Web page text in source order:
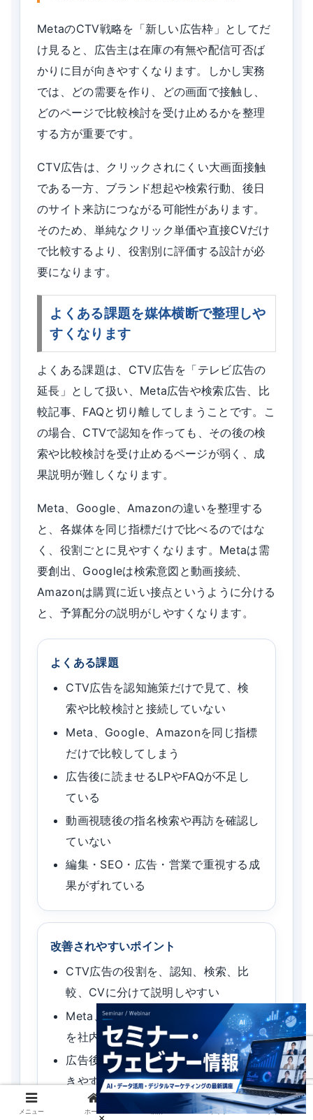
MetaのCTV戦略を「新しい広告枠」としてだ
け見ると、広告主は在庫の有無や配信可否ば
かりに目が向きやすくなります。しかし実務
では、どの需要を作り、どの画面で接触し、
どのページで比較検討を受け止めるかを整理
する方が重要です。
CTV広告は、クリックされにくい大画面接触
である一方、ブランド想起や検索行動、後日
のサイト来訪につながる可能性があります。
そのため、単純なクリック単価や直接CVだけ
で比較するより、役割別に評価する設計が必
要になります。
よくある課題を媒体横断で整理しや
すくなります
よくある課題は、CTV広告を「テレビ広告の
延長」として扱い、Meta広告や検索広告、比
較記事、FAQと切り離してしまうことです。こ
の場合、CTVで認知を作っても、その後の検
索や比較検討を受け止めるページが弱く、成
果説明が難しくなります。
Meta、Google、Amazonの違いを整理する
と、各媒体を同じ指標だけで比べるのではな
く、役割ごとに見やすくなります。Metaは需
要創出、Googleは検索意図と動画接続、
Amazonは購買に近い接点というように分ける
と、予算配分の説明がしやすくなります。
よくある課題
CTV広告を認知施策だけで見て、検
索や比較検討と接続していない
Meta、Google、Amazonを同じ指標
だけで比較してしまう
広告後に読ませるLPやFAQが不足し
ている
動画視聴後の指名検索や再訪を確認し
ていない
編集・SEO・広告・営業で重視する成
果がずれている
改善されやすいポイント
CTV広告の役割を、認知、検索、比
較、CVに分けて説明しやすい
Meta、Google、Amazonの使い分け
を社内で共有しやすい
広告後のFAQや比較記事の不足に気づ
きやすい
動画予算とコンテンツ改善を同じ計画
メニュー ホーム トップ サイドバー